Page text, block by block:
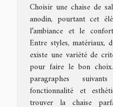
Choisir une chaise de
anodin, pourtant cet
l’ambiance et le
Entre styles, matériaux,
existe une variété de
pour faire le bon
paragraphes
fonctionnalité et
trouver la chaise